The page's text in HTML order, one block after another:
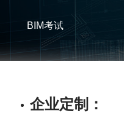
BIM考试
企业定制：